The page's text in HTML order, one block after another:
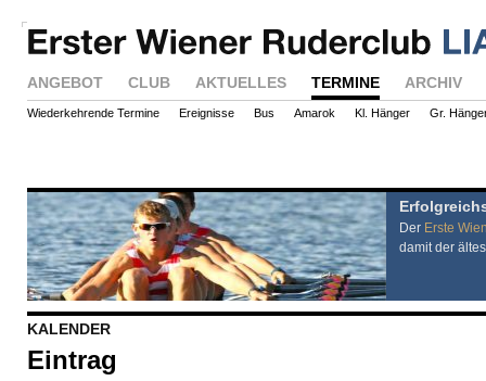
ANGEBOT CLUB AKTUELLES TERMINE ARCHIV
Wiederkehrende Termine Ereignisse Bus Amarok Kl. Hänger Gr.
Der Erste
damit der
KALENDER
Eintrag